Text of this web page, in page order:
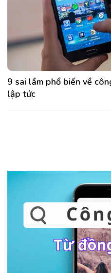
9 sai lầm phổ biến về
lập tức